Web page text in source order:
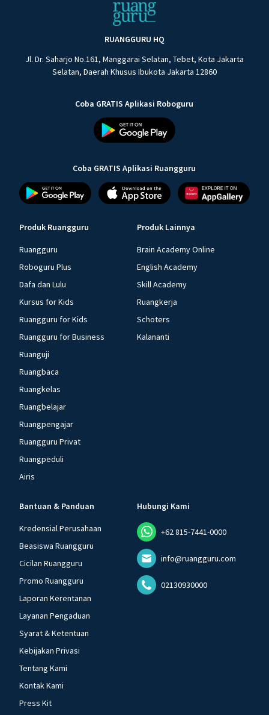
RUANGGURU HQ
Jl. Dr. Saharjo No.161, Manggarai Selatan, Tebet, Kota Jakarta
Selatan, Daerah Khusus Ibukota Jakarta 12860
Coba GRATIS Aplikasi Roboguru
Coba GRATIS Aplikasi Ruangguru
Produk Ruangguru
Ruangguru
Roboguru Plus
Dafa dan Lulu
Kursus for Kids
Ruangguru for Kids
Ruangguru for Business
Ruanguji
Ruangbaca
Ruangkelas
Ruangbelajar
Ruangpengajar
Ruangguru Privat
Ruangpeduli
Airis
Produk Lainnya
Brain Academy Online
English Academy
Skill Academy
Ruangkerja
Schoters
Kalananti
Bantuan & Panduan
Kredensial Perusahaan
Beasiswa Ruangguru
Cicilan Ruangguru
Promo Ruangguru
Laporan Kerentanan
Layanan Pengaduan
Syarat & Ketentuan
Kebijakan Privasi
Tentang Kami
Kontak Kami
Press Kit
Hubungi Kami
+62 815-7441-0000
info@ruangguru.com
02130930000